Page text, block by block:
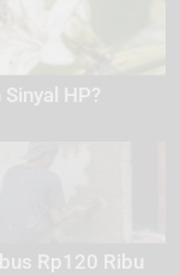
HP?
Rp120 Ribu